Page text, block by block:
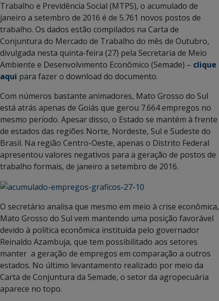
Trabalho e Previdência Social (MTPS), o acumulado de
janeiro a setembro de 2016 é de 5.761 novos postos de
trabalho. Os dados estão compilados na Carta de
Conjuntura do Mercado de Trabalho do mês de Outubro,
divulgada nesta quinta-feira (27) pela Secretaria de Meio
Ambiente e Desenvolvimento Econômico (Semade) – clique
aqui para fazer o download do documento.
Com números bastante animadores, Mato Grosso do Sul
está atrás apenas de Goiás que gerou 7.664 empregos no
mesmo período. Apesar disso, o Estado se mantém à frente
de estados das regiões Norte, Nordeste, Sul e Sudeste do
Brasil. Na região Centro-Oeste, apenas o Distrito Federal
apresentou valores negativos para a geração de postos de
trabalho formais, de janeiro a setembro de 2016.
O secretário analisa que mesmo em meio à crise econômica,
Mato Grosso do Sul vem mantendo uma posição favorável
devido à política econômica instituída pelo governador
Reinaldo Azambuja, que tem possibilitado aos setores
manter a geração de empregos em comparação a outros
estados. No último levantamento realizado por meio da
Carta de Conjuntura da Semade, o setor da agropecuária
aparece no topo.